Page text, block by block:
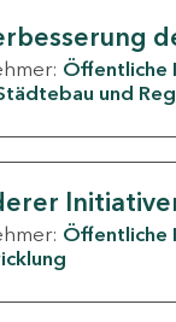
Öffentliche
und
Öffentliche